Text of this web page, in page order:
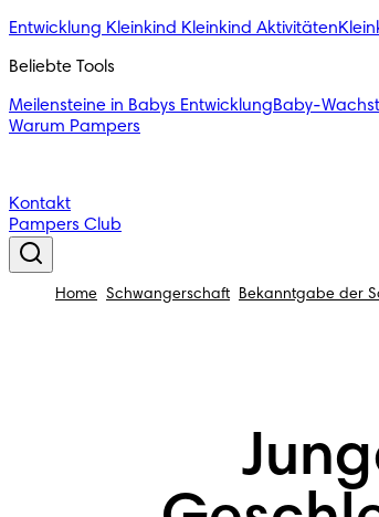
Entwicklung Kleinkind Kleinkind Aktivitäten
Beliebte Tools
Meilensteine in Babys EntwicklungBaby-
Warum Pampers
Kontakt
Pampers Club
Home Schwangerschaft Bekanntgabe der